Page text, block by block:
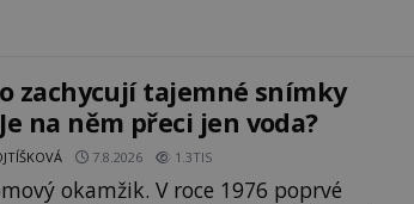
zachycují tajemné snímky
na něm přeci jen voda?
7.8.2026 1.3TIS
okamžik. V roce 1976 poprvé